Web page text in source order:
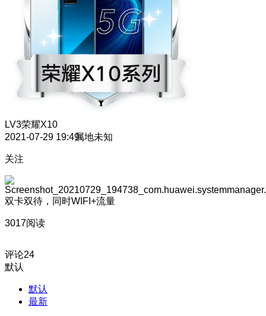
LV3荣耀X10
2021-07-29 19:49属地未知
关注
双卡双待，同时WIFI+流量
3017阅读
评论24
默认
默认
最新